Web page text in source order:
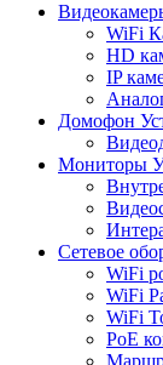
WiFi
HD
IP
Домофон
Мониторы
Сетевое
WiFi
WiFi
WiFi
PoE